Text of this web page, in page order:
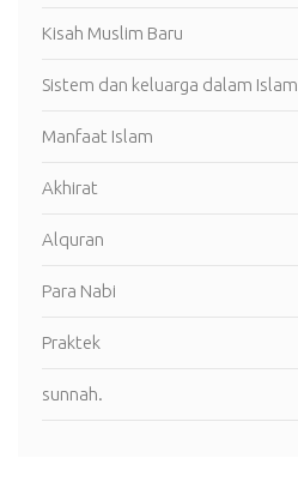
Kisah Muslim Baru
Sistem dan keluarga dalam Islam
Manfaat Islam
Akhirat
Alquran
Para Nabi
Praktek
sunnah.